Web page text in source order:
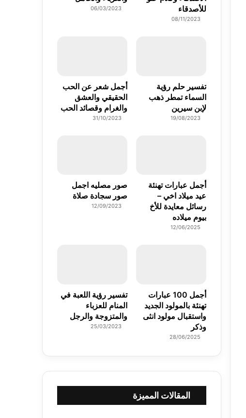
للأصدقاء
08/11/2023
06/03/2023
تفسير حلم رؤية
السماء تمطر ذهب
لإبن سيرين
19/08/2023
أجمل شعر عن الحب
الحقيقي والعشق
والغرام وقصائد الحب
31/10/2023
أجمل عبارات تهنئة
عيد ميلاد اخي –
رسائل معايدة للأخ
بيوم ميلاده
12/06/2025
صور مصليه اجمل
صور سجادة صلاة
12/09/2023
أجمل 100 عبارات
تهنئة بالمولود الجديد
واستقبال مولود انثى
وذكر
28/06/2025
تفسير رؤية اللعبة في
المنام للعزباء
والمتزوجة والرجل
25/03/2023
المقالات المميزة